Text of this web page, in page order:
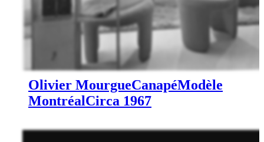
Olivier MourgueCanapéModèle
MontréalCirca 1967